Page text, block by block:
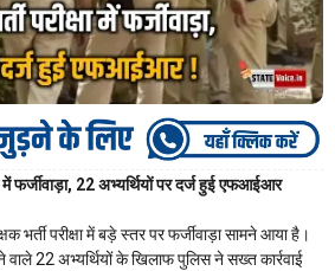
में फर्जीवाड़ा, 22 अभ्यर्थियों पर दर्ज हुई एफआईआर
भर्ती परीक्षा में बड़े स्तर पर फर्जीवाड़ा सामने आया है।
वाले 22 अभ्यर्थियों के खिलाफ पुलिस ने सख्त कार्रवाई